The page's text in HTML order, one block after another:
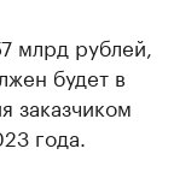
млрд рублей,
будет в
заказчиком
года.